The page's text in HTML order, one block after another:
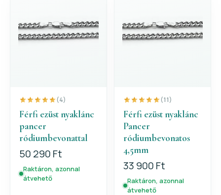
(4)
Férfi ezüst nyaklánc
pancer
ródiumbevonattal
50 290 Ft
Raktáron, azonnal
átvehető
(11)
Férfi ezüst nyaklánc
Pancer
ródiumbevonatos
4,5mm
33 900 Ft
Raktáron, azonnal
átvehető